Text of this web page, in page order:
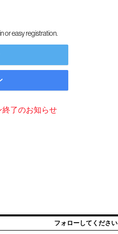
or easy registration.
終了のお知らせ
フォローしてください